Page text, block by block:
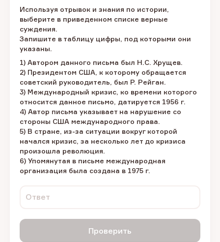
Используя отрывок и знания по истории,
выберите в приведенном списке верные
суждения.
Запишите в таблицу цифры, под которыми они
указаны.
1) Автором данного письма был Н.С. Хрущев.
2) Президентом США, к которому обращается
советский руководитель, был Р. Рейган.
3) Международный кризис, ко времени которого
относится данное письмо, датируется 1956 г.
4) Автор письма указывает на нарушение со
стороны США международного права.
5) В стране, из-за ситуации вокруг которой
начался кризис, за несколько лет до кризиса
произошла революция.
6) Упомянутая в письме международная
организация была создана в 1975 г.
Ответ
Проверить